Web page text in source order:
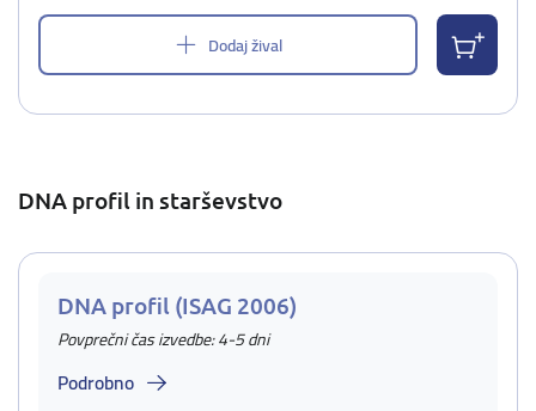
Dodaj žival
DNA profil in starševstvo
DNA profil (ISAG 2006)
Povprečni čas izvedbe: 4-5 dni
Podrobno